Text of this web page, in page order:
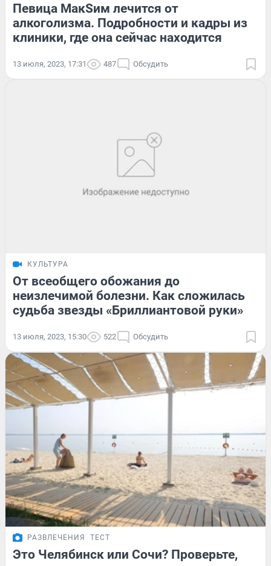
Певица МакSим лечится от
алкоголизма. Подробности и кадры из
клиники, где она сейчас находится
13 июля, 2023, 17:31 487 Обсудить
КУЛЬТУРА
От всеобщего обожания до
неизлечимой болезни. Как сложилась
судьба звезды «Бриллиантовой руки»
13 июля, 2023, 15:30 522 Обсудить
РАЗВЛЕЧЕНИЯ ТЕСТ
Это Челябинск или Сочи? Проверьте,